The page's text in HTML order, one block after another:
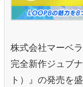
株式会社マーベ
完全新作ジュブ
ト）』の発売を